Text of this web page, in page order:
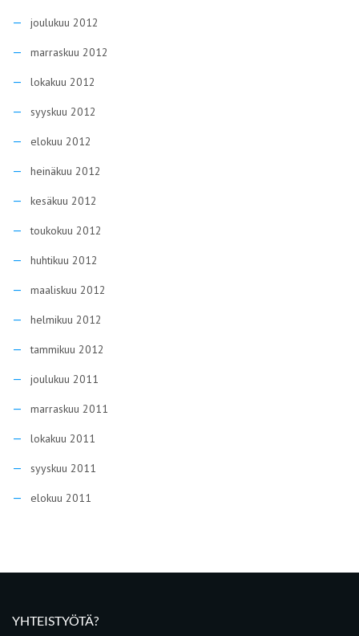
joulukuu 2012
marraskuu 2012
lokakuu 2012
syyskuu 2012
elokuu 2012
heinäkuu 2012
kesäkuu 2012
toukokuu 2012
huhtikuu 2012
maaliskuu 2012
helmikuu 2012
tammikuu 2012
joulukuu 2011
marraskuu 2011
lokakuu 2011
syyskuu 2011
elokuu 2011
YHTEISTYÖTÄ?